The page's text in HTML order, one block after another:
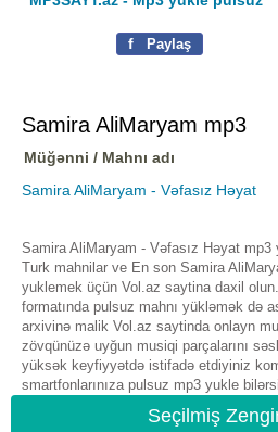
f Paylaş
Samira AliMaryam mp3
Müğənni / Mahnı adı
Samira AliMaryam - Vəfasız Həyat
Samira AliMaryam - Vəfasız Həyat
Turk mahnilar ve En son Samira
yuklemek üçün Vol.az saytina daxil
formatında pulsuz mahnı yükləmək də
arxivinə malik Vol.az saytinda onlayn
zövqünüzə uyğun musiqi parçalarını
yüksək keyfiyyətdə istifadə etdiyiniz
smartfonlarınıza pulsuz mp3 yukle
Seçilmiş